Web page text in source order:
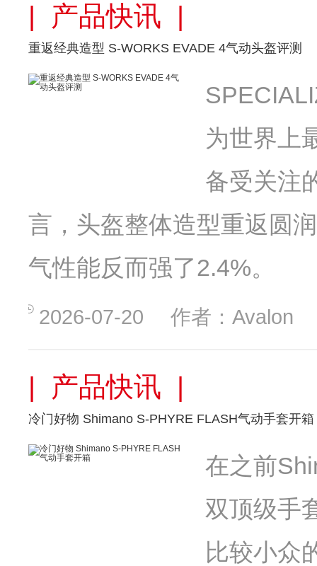
| 产品快讯 |
重返经典造型 S-WORKS EVADE 4气动头盔评测
为世界上
备受关注
言，头盔整体造型重返圆
气性能反而强了2.4%。
2026-07-20 作者：Avalon
| 产品快讯 |
冷门好物 Shimano S-PHYRE FLASH气动手套开箱
在之前
双顶级手
比较小众